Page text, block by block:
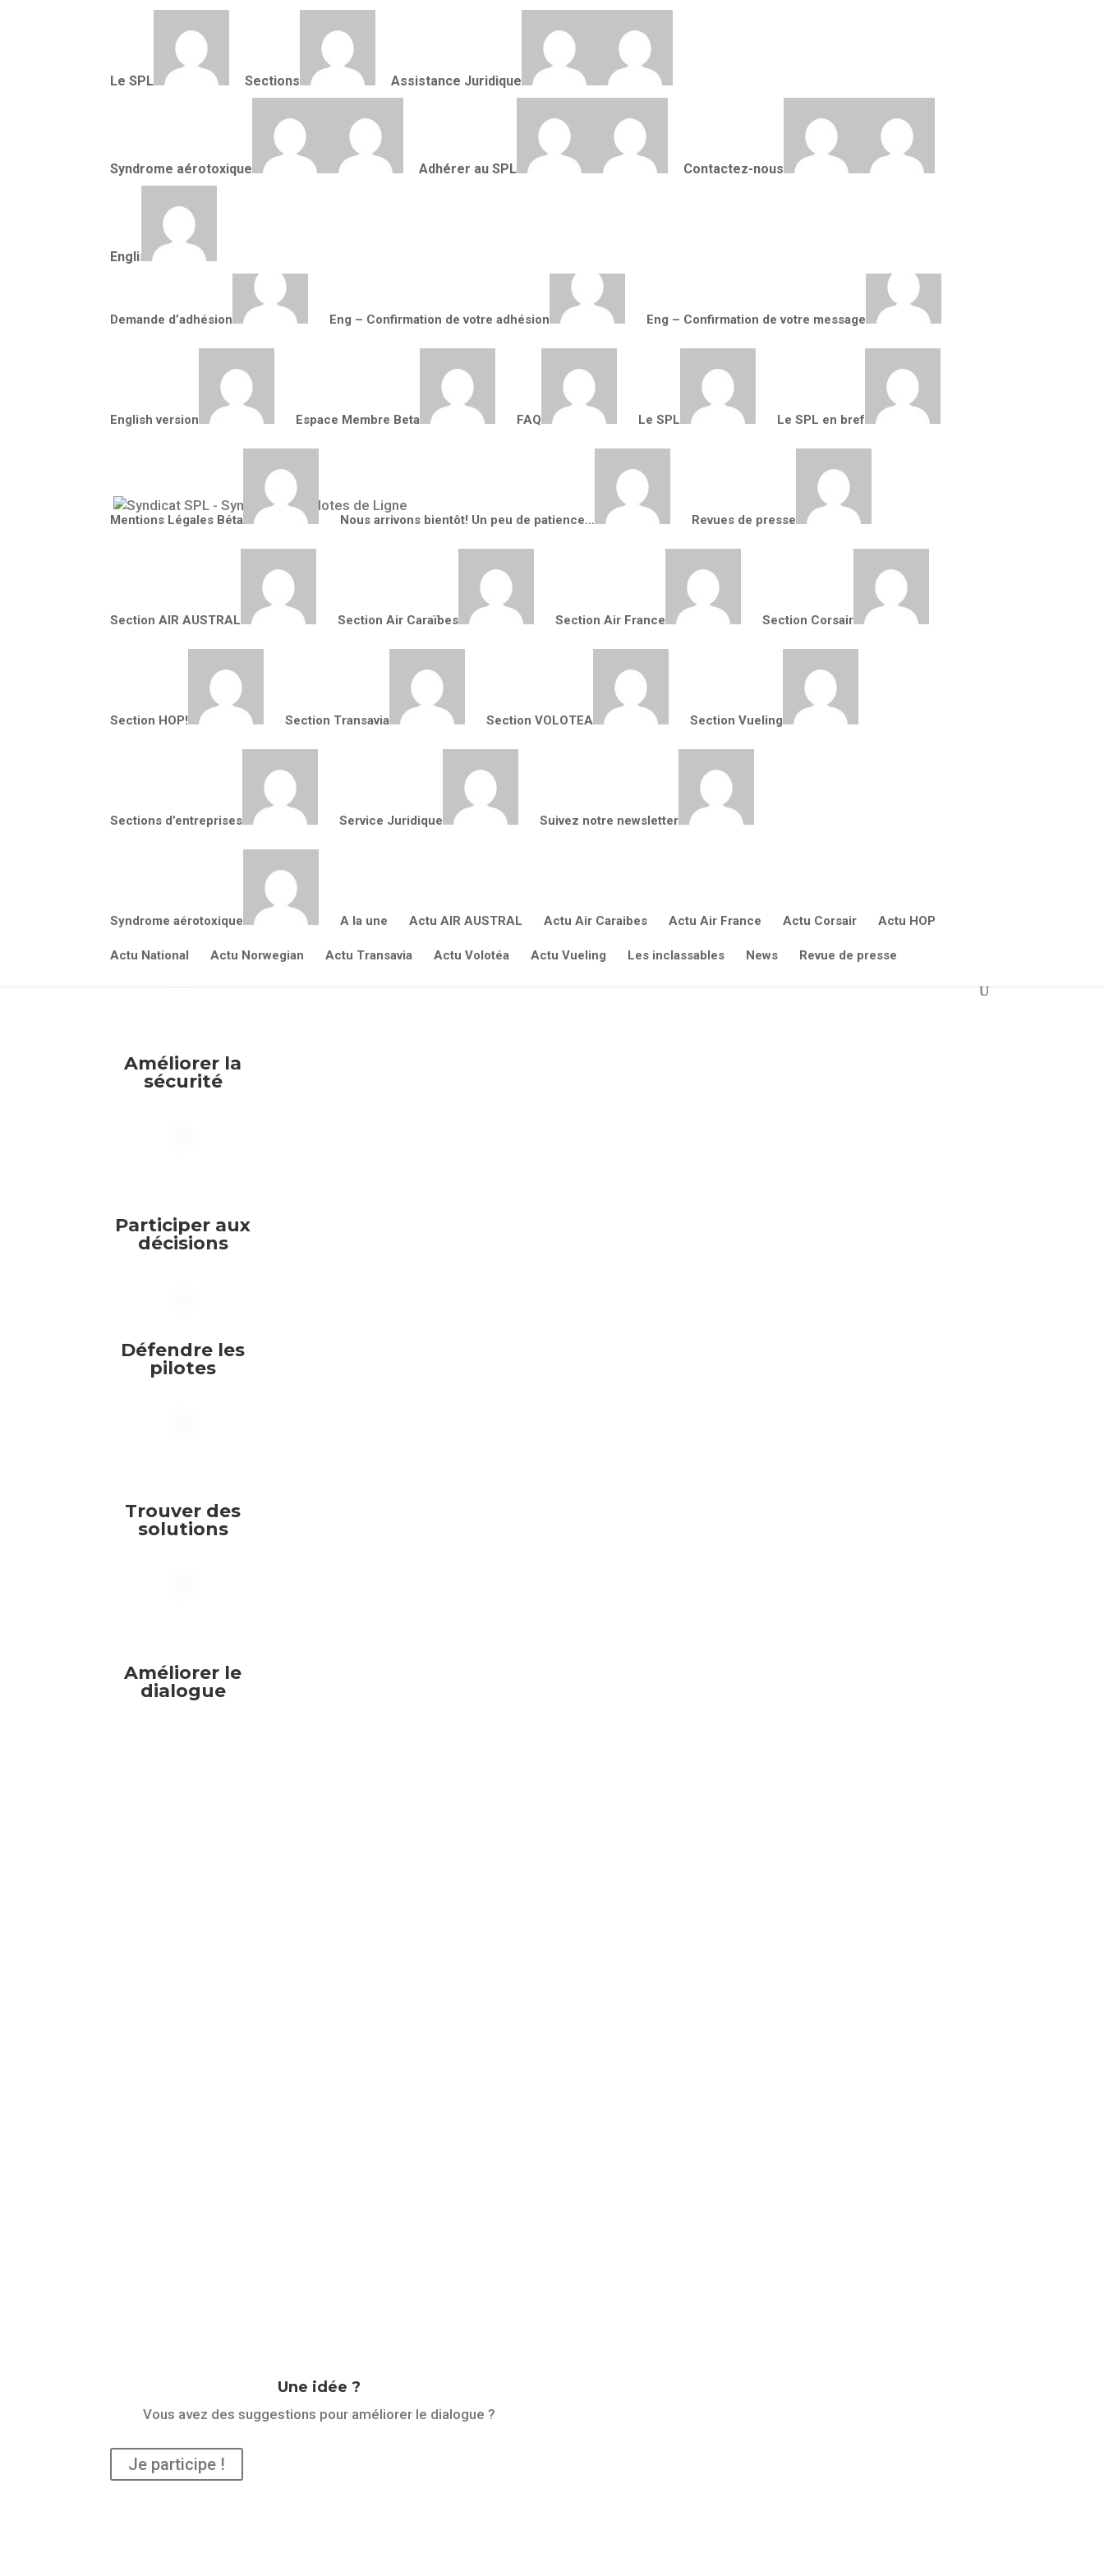
Le SPL Sections Assistance Juridique
Syndrome aérotoxique Adhérer au SPL Contactez-nous
English
Adhérer au SPL Assistance Juridique Changement de RIB
Confirmation de votre message
Demande d’adhésion Eng – Confirmation de votre adhésion Eng – Confirmation de votre message
English version Espace Membre Beta FAQ Le SPL Le SPL en bref
Mentions Légales Béta Nous arrivons bientôt! Un peu de patience… Revues de presse
Section AIR AUSTRAL Section Air Caraïbes Section Air France Section Corsair
Section HOP! Section Transavia Section VOLOTEA Section Vueling
Sections d’entreprises Service Juridique Suivez notre newsletter
Syndrome aérotoxique A la une Actu AIR AUSTRAL Actu Air Caraibes Actu Air France Actu Corsair Actu HOP
Actu National Actu Norwegian Actu Transavia Actu Volotéa Actu Vueling Les inclassables News Revue de presse
Section AIR AUSTRAL
L’actu AirAustral
Section AIR AUSTRAL
Découvrez les principales missions de notre syndicat.
Améliorer la
sécurité
Participer aux
décisions
Défendre les
pilotes
Trouver des
solutions
Améliorer le
dialogue
Une idée ?
Vous avez des suggestions pour améliorer le dialogue ?
Je participe !